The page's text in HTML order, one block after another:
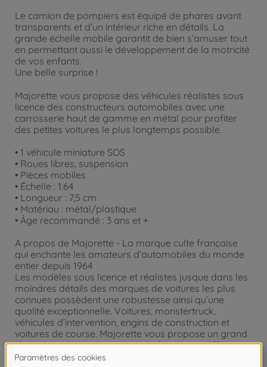
Le camion de pompiers est équipé de phares avant
transparents et d’un intérieur riche en détails. La
grande échelle mobile garantit de bien s’amuser tout
en permettant aussi le développement de la motricité
de vos enfants.
Une belle surprise !
Majorette vous propose des véhicules réalistes sous
licence des constructeurs automobiles avec une
carrosserie haut de gamme en métal pour profiter
des petites voitures le plus longtemps possible.
• 1 véhicule miniature SOS
• Roues libres, suspension
• Pièces mobiles
• Échelle : 1:64
• Longueur : 7,5 cm
• Matériau : métal/plastique
• Âge recommandé : 3 ans et +
A propos de Majorette - La marque culte française
qui enchante les amateurs d’automobiles du monde
entier depuis 1964
Les modèles sous licence et réalistes jusque dans les
moindres détails des marques de voitures les plus
connues possèdent une robustesse ainsi qu’une
qualité exceptionnelle. Voitures, monstertruck,
véhicules d’intervention, engins de construction et
voitures de course. Majorette vous propose un grand
choix de petites voitures en métal ainsi que différents
sets de jeu de parking sur différents thèmes. Les